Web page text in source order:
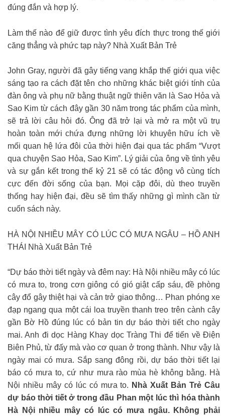
đúng đắn và hợp lý.
Làm thế nào để giữ được tình yêu đích thực trong thế giới
căng thẳng và phức tạp này? Nhà Xuất Bản Trẻ
John Gray, người đã gây tiếng vang khắp thế giới qua việc
sáng tạo ra cách đặt tên cho những khác biệt giới tính của
đàn ông và phụ nữ bằng thuật ngữ thiên văn là Sao Hỏa và
Sao Kim từ cách đây gần 30 năm trong tác phẩm của mình,
sẽ trả lời câu hỏi đó. Ông đã trở lại và mở ra một vũ trụ
hoàn toàn mới chứa đựng những lời khuyên hữu ích về
mối quan hệ lứa đôi của thời hiện đại qua tác phẩm “Vượt
qua chuyện Sao Hỏa, Sao Kim”. Lý giải của ông về tình yêu
và sự gắn kết trong thế kỷ 21 sẽ có tác động vô cùng tích
cực đến đời sống của bạn. Mọi cặp đôi, dù theo truyền
thống hay hiện đại, đều sẽ tìm thấy những gì mình cần từ
cuốn sách này.
HÀ NỘI NHIỀU MÂY CÓ LÚC CÓ MƯA NGÂU – HỒ ANH
THÁI Nhà Xuất Bản Trẻ
“Dự báo thời tiết ngày và đêm nay: Hà Nội nhiều mây có lúc
có mưa to, trong cơn giông có gió giật cấp sáu, đề phòng
cây đổ gây thiệt hại và cản trở giao thông… Phan phóng xe
đạp ngang qua một cái loa truyền thanh treo trên cành cây
gần Bờ Hồ đúng lúc có bản tin dự báo thời tiết cho ngày
mai. Anh đi dọc Hàng Khay dọc Tràng Thi để tiến về Điện
Biên Phủ, từ đấy mà vào cơ quan ở trong thành. Như vậy là
ngày mai có mưa. Sắp sang đông rồi, dự báo thời tiết lại
báo có mưa to, cứ như mưa rào mùa hè không bằng. Hà
Nội nhiều mây có lúc có mưa to. Nhà Xuất Bản Trẻ Câu
dự báo thời tiết ở trong đầu Phan một lúc thì hóa thành
Hà Nội nhiều mây có lúc có mưa ngâu. Không phải